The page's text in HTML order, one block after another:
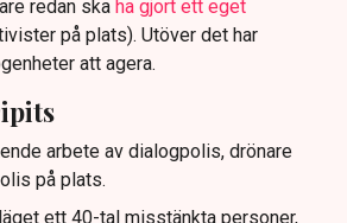
redan ska ha gjort ett eget
på plats). Utöver det har
att agera.
arbete av dialogpolis, drönare
på plats.
ett 40-tal misstänkta personer,